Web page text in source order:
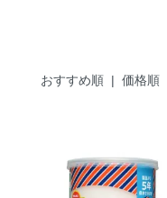
おすすめ順 | 価格順